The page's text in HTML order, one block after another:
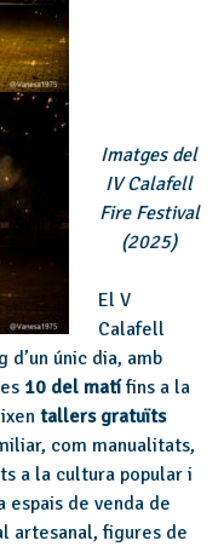
Imatges del
IV Calafell
Fire Festival
(2025)
El V
Calafell
únic dia, amb
10 del matífins a la
tallers gratuïts
com manualitats,
a la cultura popular i
espais de venda de
artesanal, figures de